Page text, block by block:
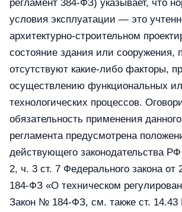
регламент 384-ФЗ) указывает, что
условия эксплуатации — это
архитектурно-строительном
состояние здания или сооружения,
отсутствуют какие-либо факторы,
осуществлению функциональных
технологических процессов.
обязательность применения
регламента предусмотрена
действующего законодательства
2, ч. 3 ст. 7 Федерального закона
184-ФЗ «О техническом
Закон № 184-ФЗ, см. также ст.